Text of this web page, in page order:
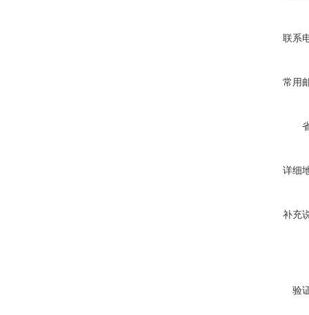
联系
常用
详细
补充
验